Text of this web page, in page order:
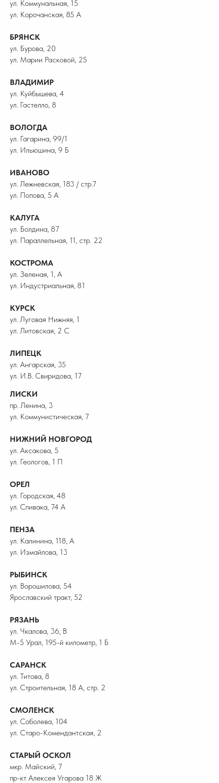
ул. Коммунальная, 15
ул. Корочанская, 85 А
БРЯНСК
ул. Бурова, 20
ул. Марии Расковой, 25
ВЛАДИМИР
ул. Куйбышева, 4
ул. Гастелло, 8
ВОЛОГДА
ул. Гагарина, 99/1
ул. Ильюшина, 9 Б
ИВАНОВО
ул. Лежневская, 183 / стр.7
ул. Попова, 5 А
КАЛУГА
ул. Болдина, 87
ул. Параллельная, 11, стр. 22
КОСТРОМА
ул. Зеленая, 1, А
ул. Индустриальная, 81
КУРСК
ул. Луговая Нижняя, 1
ул. Литовская, 2 С
ЛИПЕЦК
ул. Ангарская, 35
ул. И.В. Свиридова, 17
ЛИСКИ
пр. Ленина, 3
ул. Коммунистическая, 7
НИЖНИЙ НОВГОРОД
ул. Аксакова, 5
ул. Геологов, 1 П
ОРЕЛ
ул. Городская, 48
ул. Спивака, 74 А
ПЕНЗА
ул. Калинина, 118, А
ул. Измайлова, 13
РЫБИНСК
ул. Ворошилова, 54
Ярославский тракт, 52
РЯЗАНЬ
ул. Чкалова, 36, В
М-5 Урал, 195-й километр, 1 Б
САРАНСК
ул. Титова, 8
ул. Строительная, 18 А, стр. 2
СМОЛЕНСК
ул. Соболева, 104
ул. Старо-Комендантская, 2
СТАРЫЙ ОСКОЛ
мкр. Майский, 7
пр-кт Алексея Угарова 18 Ж